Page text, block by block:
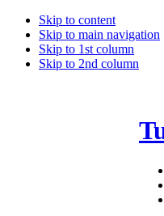
Skip to content
Skip to main navigation
Skip to 1st column
Skip to 2nd column